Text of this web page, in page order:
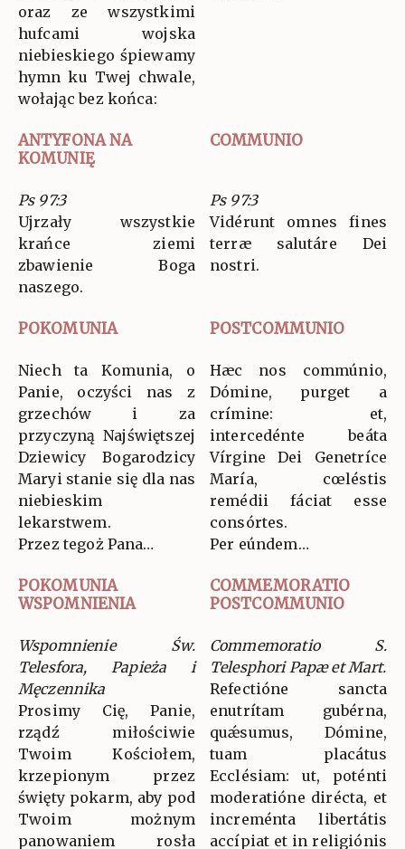
oraz ze wszystkimi
hufcami wojska
niebieskiego śpiewamy
hymn ku Twej chwale,
wołając bez końca:
ANTYFONA NA
KOMUNIĘ
COMMUNIO
Ps 97:3
Ujrzały wszystkie
krańce ziemi
zbawienie Boga
naszego.
Ps 97:3
Vidérunt omnes fines
terræ salutáre Dei
nostri.
POKOMUNIA POSTCOMMUNIO
Niech ta Komunia, o
Panie, oczyści nas z
grzechów i za
przyczyną Najświętszej
Dziewicy Bogarodzicy
Maryi stanie się dla nas
niebieskim
lekarstwem.
Przez tegoż Pana…
Hæc nos commúnio,
Dómine, purget a
crímine: et,
intercedénte beáta
Vírgine Dei Genetríce
María, cœléstis
remédii fáciat esse
consórtes.
Per eúndem…
POKOMUNIA
WSPOMNIENIA
COMMEMORATIO
POSTCOMMUNIO
Wspomnienie Św.
Telesfora, Papieża i
Męczennika
Prosimy Cię, Panie,
rządź miłościwie
Twoim Kościołem,
krzepionym przez
święty pokarm, aby pod
Twoim możnym
panowaniem rosła
Commemoratio S.
Telesphori Papæ et Mart.
Refectióne sancta
enutrítam gubérna,
quǽsumus, Dómine,
tuam placátus
Ecclésiam: ut, poténti
moderatióne dirécta, et
increménta libertátis
accípiat et in religiónis